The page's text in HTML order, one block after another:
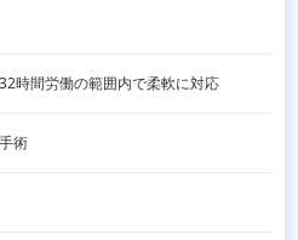
時間労働の範囲内で柔軟に対応
術